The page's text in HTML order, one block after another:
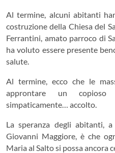
Al termine, alcuni abitanti
costruzione della Chiesa del
Ferrantini, amato parroco di
ha voluto essere presente
salute.
Al termine, ecco che le
approntare un
simpaticamente… accolto.
La speranza degli abitanti,
Giovanni Maggiore, è che
Maria al Salto si possa ancora